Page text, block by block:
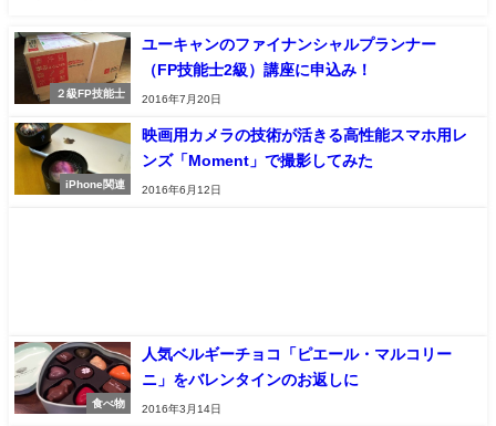
２級FP技能士
ユーキャンのファイナンシャルプランナー
（FP技能士2級）講座に申込み！
2016年7月20日
iPhone関連
映画用カメラの技術が活きる高性能スマホ用レ
ンズ「Moment」で撮影してみた
2016年6月12日
食べ物
人気ベルギーチョコ「ピエール・マルコリー
ニ」をバレンタインのお返しに
2016年3月14日